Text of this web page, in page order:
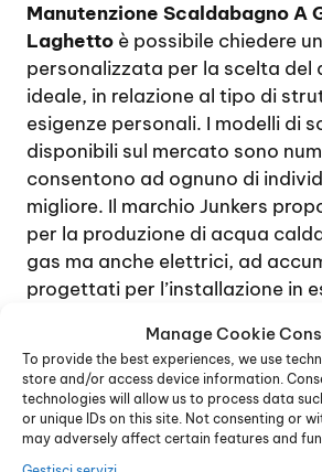
Manage Cookie
To provide the best experiences, we use
store and/or access device information.
technologies will allow us to process data
or unique IDs on this site. Not consenting or
may adversely affect certain features and
Manutenzione Scaldabagno A
Laghetto è possibile chiedere
personalizzata per la scelta del
ideale, in relazione al tipo di
esigenze personali. I modelli di
disponibili sul mercato sono
consentono ad ognuno di
migliore. Il marchio Junkers
per la produzione di acqua
gas ma anche elettrici, ad
progettati per l’installazione in
Il vantaggio di uno
soprattutto al costo di
se l’installazione in genere è più
quanto richiede tutte le
per un dispositivo dotato di
decisione di installare uno